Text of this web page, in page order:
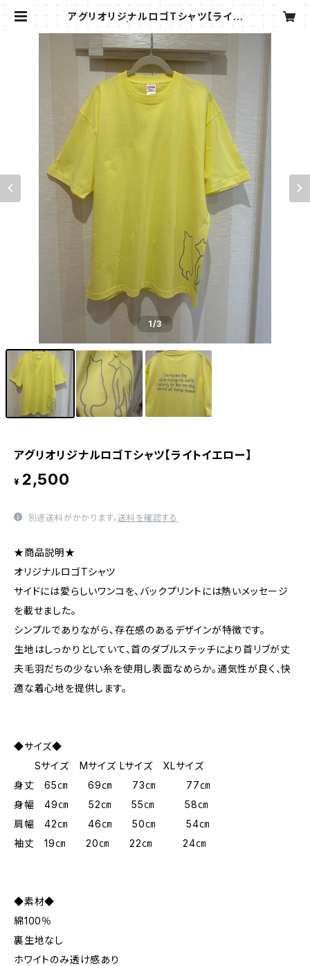
アグリオリジナルロゴTシャツ【ライト
1/3
アグリオリジナルロゴTシャツ【ライトイエロー】
¥ 2,500
別途送料がかかります。送料を確認する
★商品説明★
オリジナルロゴTシャツ
サイドには愛らしいワンコを、バックプリントには熱いメッセージ
を載せました。
シンプルでありながら、存在感のあるデザインが特徴です。
生地はしっかりとしていて、首のダブルステッチにより首リブが丈
夫毛羽だちの少ない糸を使用し表面なめらか。通気性が良く、快
適な着心地を提供します。
◆サイズ◆
Sサイズ Mサイズ Lサイズ XLサイズ
身丈 65㎝ 69㎝ 73㎝ 77㎝
身幅 49㎝ 52㎝ 55㎝ 58㎝
肩幅 42㎝ 46㎝ 50㎝ 54㎝
袖丈 19㎝ 20㎝ 22㎝ 24㎝
◆素材◆
綿100％
裏生地なし
ホワイトのみ透け感あり